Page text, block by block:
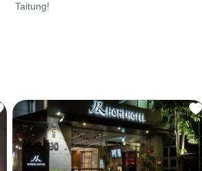
Taitung!